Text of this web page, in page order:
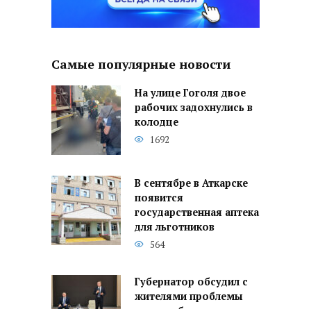
Самые популярные новости
На улице Гоголя двое
рабочих задохнулись в
колодце
1692
В сентябре в Аткарске
появится
государственная аптека
для льготников
564
Губернатор обсудил с
жителями проблемы